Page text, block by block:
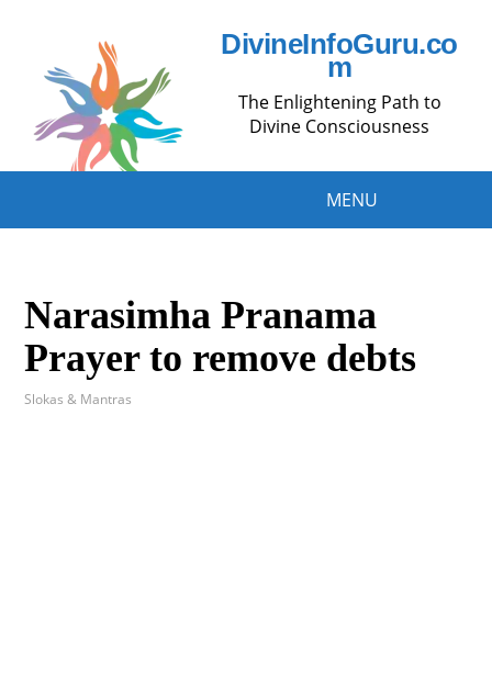
DivineInfoGuru.co
m
The Enlightening Path to
Divine Consciousness
MENU
Narasimha Pranama
Prayer to remove debts
Slokas & Mantras